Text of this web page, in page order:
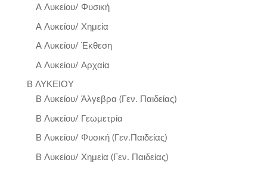
Α Λυκείου/ Φυσική
Α Λυκείου/ Χημεία
Α Λυκείου/ Έκθεση
Α Λυκείου/ Αρχαία
Β ΛΥΚΕΙΟΥ
Β Λυκείου/ Άλγεβρα (Γεν. Παιδείας)
Β Λυκείου/ Γεωμετρία
Β Λυκείου/ Φυσική (Γεν.Παιδείας)
Β Λυκείου/ Χημεία (Γεν. Παιδείας)